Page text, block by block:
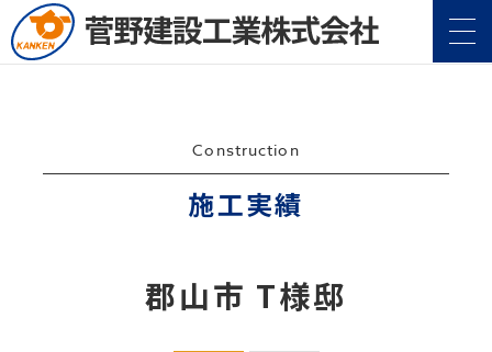
事業案内
Construction
施工実績
郡山市 T様邸